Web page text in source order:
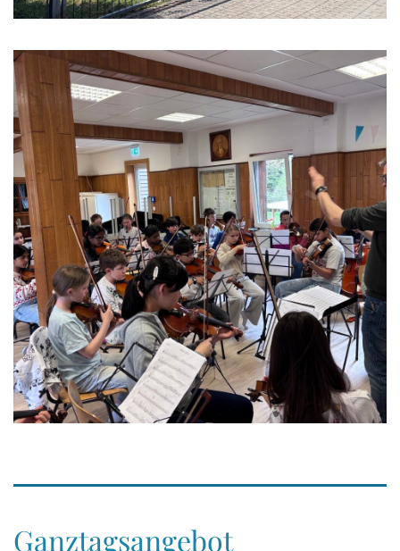
Ganztagsangebot